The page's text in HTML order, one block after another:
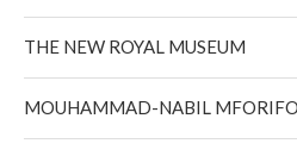
THE NEW ROYAL MUSEUM
MOUHAMMAD-NABIL